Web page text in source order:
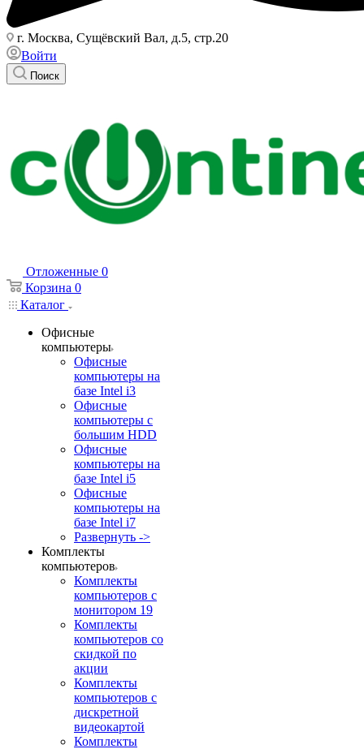
г. Москва, Сущёвский Вал, д.5, стр.20
Войти
Поиск
Отложенные 0
Корзина 0
Каталог
Офисные
компьютеры
Офисные
компьютеры на
базе Intel i3
Офисные
компьютеры с
большим HDD
Офисные
компьютеры на
базе Intel i5
Офисные
компьютеры на
базе Intel i7
Развернуть ->
Комплекты
компьютеров
Комплекты
компьютеров с
монитором 19
Комплекты
компьютеров со
скидкой по
акции
Комплекты
компьютеров с
дискретной
видеокартой
Комплекты